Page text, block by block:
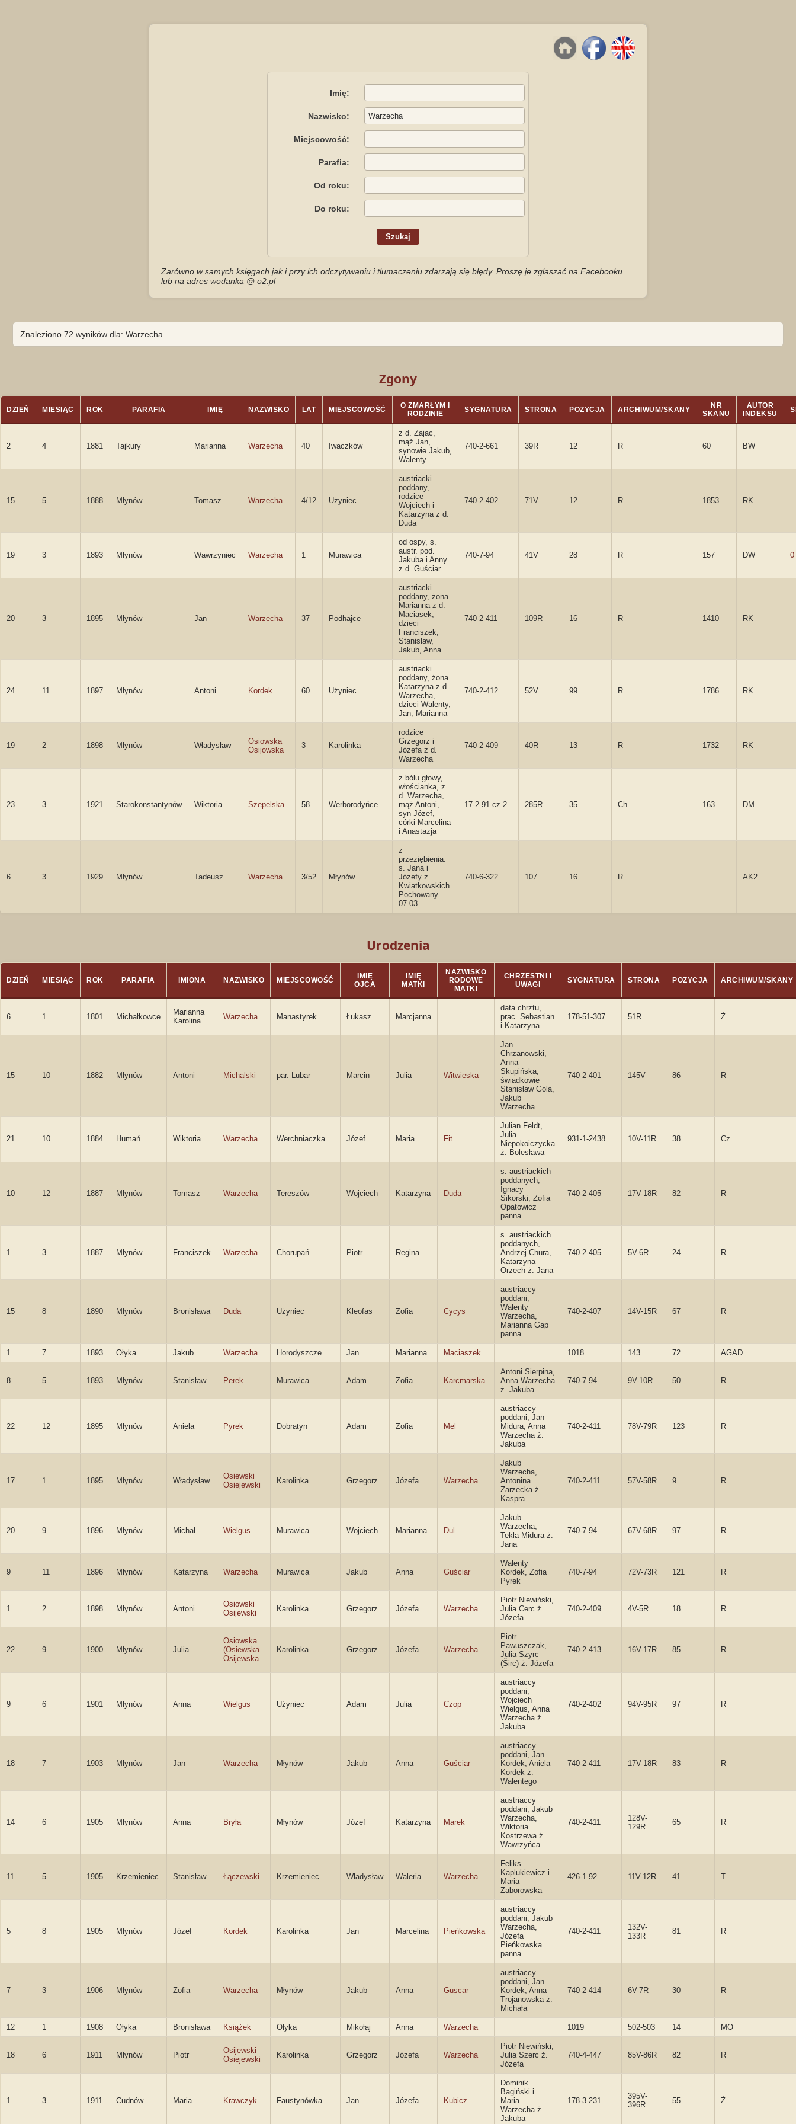
Imię:
Nazwisko:
Miejscowość:
Parafia:
Od roku:
Do roku:
Zarówno w samych księgach jak i przy ich odczytywaniu i tłumaczeniu zdarzają się błędy. Proszę je zgłaszać na Facebooku
lub na adres wodanka @ o2.pl
Znaleziono 72 wyników dla: Warzecha
Zgony
DZIEŃ MIESIĄC ROK PARAFIA IMIĘ NAZWISKO LAT MIEJSCOWOŚĆ
O ZMARŁYM I
RODZINIE
SYGNATURA STRONA POZYCJA ARCHIWUM/SKANY
NR
SKANU
AUTOR
INDEKSU
2 4 1881 Tajkury Marianna Warzecha 40 Iwaczków
z d. Zając,
mąż Jan,
synowie Jakub,
Walenty
740-2-661 39R 12 R 60 BW
15 5 1888 Młynów Tomasz Warzecha 4/12 Użyniec
austriacki
poddany,
rodzice
Wojciech i
Katarzyna z d.
Duda
740-2-402 71V 12 R 1853 RK
19 3 1893 Młynów Wawrzyniec Warzecha 1 Murawica
od ospy, s.
austr. pod.
Jakuba i Anny
z d. Guściar
740-7-94 41V 28 R 157 DW 0
20 3 1895 Młynów Jan Warzecha 37 Podhajce
austriacki
poddany, żona
Marianna z d.
Maciasek,
dzieci
Franciszek,
Stanisław,
Jakub, Anna
740-2-411 109R 16 R 1410 RK
24 11 1897 Młynów Antoni Kordek 60 Użyniec
austriacki
poddany, żona
Katarzyna z d.
Warzecha,
dzieci Walenty,
Jan, Marianna
740-2-412 52V 99 R 1786 RK
19 2 1898 Młynów Władysław
Osiowska
Osijowska
3 Karolinka
rodzice
Grzegorz i
Józefa z d.
Warzecha
740-2-409 40R 13 R 1732 RK
23 3 1921 Starokonstantynów Wiktoria Szepelska 58 Werborodyńce
z bólu głowy,
włościanka, z
d. Warzecha,
mąż Antoni,
syn Józef,
córki Marcelina
i Anastazja
17-2-91 cz.2 285R 35 Ch 163 DM
6 3 1929 Młynów Tadeusz Warzecha 3/52 Młynów
z
przeziębienia.
s. Jana i
Józefy z
Kwiatkowskich.
Pochowany
07.03.
740-6-322 107 16 R AK2
Urodzenia
DZIEŃ MIESIĄC ROK PARAFIA IMIONA NAZWISKO MIEJSCOWOŚĆ
IMIĘ
OJCA
IMIĘ
MATKI
NAZWISKO
RODOWE
MATKI
CHRZESTNI I
UWAGI
SYGNATURA STRONA POZYCJA ARCHIWUM/SKANY
6 1 1801 Michałkowce
Marianna
Karolina
Warzecha Manastyrek Łukasz Marcjanna
data chrztu,
prac. Sebastian
i Katarzyna
178-51-307 51R Ż
15 10 1882 Młynów Antoni Michalski par. Lubar Marcin Julia Witwieska
Jan
Chrzanowski,
Anna
Skupińska,
świadkowie
Stanisław Gola,
Jakub
Warzecha
740-2-401 145V 86 R
21 10 1884 Humań Wiktoria Warzecha Werchniaczka Józef Maria Fit
Julian Feldt,
Julia
Niepokoiczycka
ż. Bolesława
931-1-2438 10V-11R 38 Cz
10 12 1887 Młynów Tomasz Warzecha Tereszów Wojciech Katarzyna Duda
s. austriackich
poddanych,
Ignacy
Sikorski, Zofia
Opatowicz
panna
740-2-405 17V-18R 82 R
1 3 1887 Młynów Franciszek Warzecha Chorupań Piotr Regina
s. austriackich
poddanych,
Andrzej Chura,
Katarzyna
Orzech ż. Jana
740-2-405 5V-6R 24 R
15 8 1890 Młynów Bronisława Duda Użyniec Kleofas Zofia Cycys
austriaccy
poddani,
Walenty
Warzecha,
Marianna Gap
panna
740-2-407 14V-15R 67 R
1 7 1893 Ołyka Jakub Warzecha Horodyszcze Jan Marianna Maciaszek 1018 143 72 AGAD
8 5 1893 Młynów Stanisław Perek Murawica Adam Zofia Karcmarska
Antoni Sierpina,
Anna Warzecha
ż. Jakuba
740-7-94 9V-10R 50 R
22 12 1895 Młynów Aniela Pyrek Dobratyn Adam Zofia Mel
austriaccy
poddani, Jan
Midura, Anna
Warzecha ż.
Jakuba
740-2-411 78V-79R 123 R
17 1 1895 Młynów Władysław
Osiewski
Osiejewski
Karolinka Grzegorz Józefa Warzecha
Jakub
Warzecha,
Antonina
Zarzecka ż.
Kaspra
740-2-411 57V-58R 9 R
20 9 1896 Młynów Michał Wielgus Murawica Wojciech Marianna Dul
Jakub
Warzecha,
Tekla Midura ż.
Jana
740-7-94 67V-68R 97 R
9 11 1896 Młynów Katarzyna Warzecha Murawica Jakub Anna Guściar
Walenty
Kordek, Zofia
Pyrek
740-7-94 72V-73R 121 R
1 2 1898 Młynów Antoni
Osiowski
Osijewski
Karolinka Grzegorz Józefa Warzecha
Piotr Niewiński,
Julia Cerc ż.
Józefa
740-2-409 4V-5R 18 R
22 9 1900 Młynów Julia
Osiowska
(Osiewska
Osijewska
Karolinka Grzegorz Józefa Warzecha
Piotr
Pawuszczak,
Julia Szyrc
(Širc) ż. Józefa
740-2-413 16V-17R 85 R
9 6 1901 Młynów Anna Wielgus Użyniec Adam Julia Czop
austriaccy
poddani,
Wojciech
Wielgus, Anna
Warzecha ż.
Jakuba
740-2-402 94V-95R 97 R
18 7 1903 Młynów Jan Warzecha Młynów Jakub Anna Guściar
austriaccy
poddani, Jan
Kordek, Aniela
Kordek ż.
Walentego
740-2-411 17V-18R 83 R
14 6 1905 Młynów Anna Bryła Młynów Józef Katarzyna Marek
austriaccy
poddani, Jakub
Warzecha,
Wiktoria
Kostrzewa ż.
Wawrzyńca
740-2-411
128V-
129R
65 R
11 5 1905 Krzemieniec Stanisław Łączewski Krzemieniec Władysław Waleria Warzecha
Feliks
Kaplukiewicz i
Maria
Zaborowska
426-1-92 11V-12R 41 T
5 8 1905 Młynów Józef Kordek Karolinka Jan Marcelina Pieńkowska
austriaccy
poddani, Jakub
Warzecha,
Józefa
Pieńkowska
panna
740-2-411
132V-
133R
81 R
7 3 1906 Młynów Zofia Warzecha Młynów Jakub Anna Guscar
austriaccy
poddani, Jan
Kordek, Anna
Trojanowska ż.
Michała
740-2-414 6V-7R 30 R
12 1 1908 Ołyka Bronisława Książek Ołyka Mikołaj Anna Warzecha 1019 502-503 14 MO
18 6 1911 Młynów Piotr
Osijewski
Osiejewski
Karolinka Grzegorz Józefa Warzecha
Piotr Niewiński,
Julia Szerc ż.
Józefa
740-4-447 85V-86R 82 R
1 3 1911 Cudnów Maria Krawczyk Faustynówka Jan Józefa Kubicz
Dominik
Bagiński i
Maria
Warzecha ż.
Jakuba
178-3-231
395V-
396R
55 Ż